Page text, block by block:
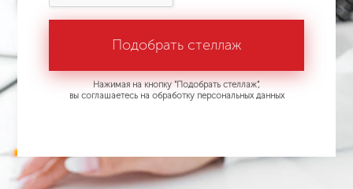
Нажимая на кнопку "Подобрать стеллаж",
вы соглашаетесь на обработку персональных данных